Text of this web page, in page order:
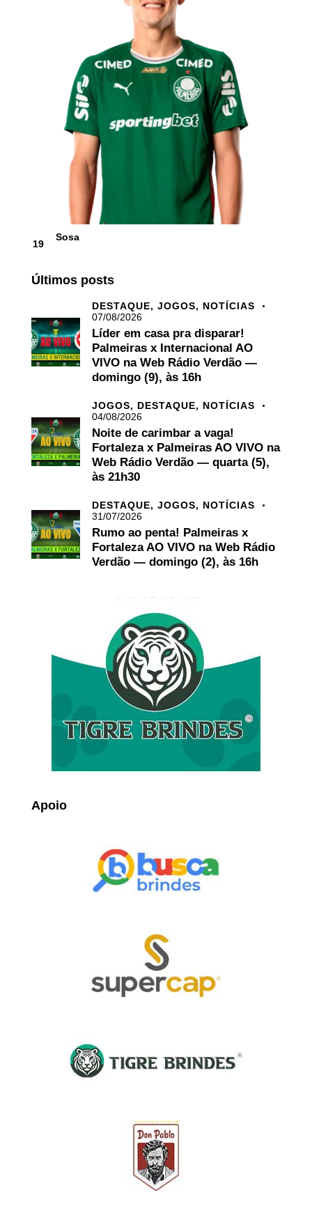
19
Sosa
Últimos posts
DESTAQUE, JOGOS, NOTÍCIAS
07/08/2026
Líder em casa pra disparar!
Palmeiras x Internacional AO
VIVO na Web Rádio Verdão —
domingo (9), às 16h
JOGOS, DESTAQUE, NOTÍCIAS
04/08/2026
Noite de carimbar a vaga!
Fortaleza x Palmeiras AO VIVO na
Web Rádio Verdão — quarta (5),
às 21h30
DESTAQUE, JOGOS, NOTÍCIAS
31/07/2026
Rumo ao penta! Palmeiras x
Fortaleza AO VIVO na Web Rádio
Verdão — domingo (2), às 16h
Apoio